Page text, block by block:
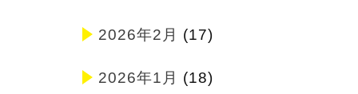
2026年2月 (17)
2026年1月 (18)